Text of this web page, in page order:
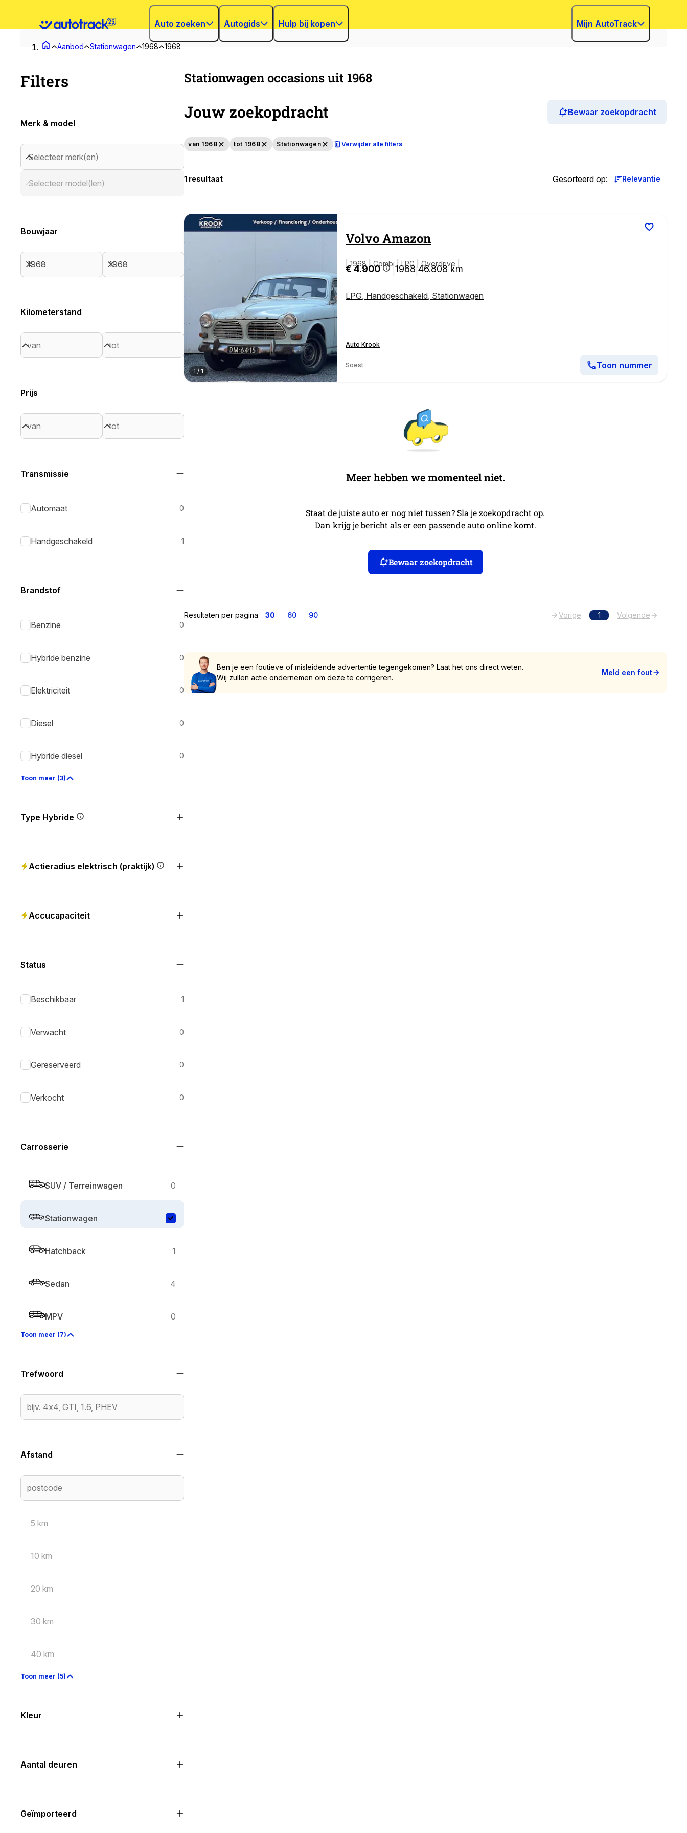
Auto zoeken Autogids Hulp bij kopen Mijn AutoTrack
Aanbod Stationwagen 1968 1968
Filters
Merk & model
Selecteer merk(en)
Selecteer model(len)
Bouwjaar
Kilometerstand
Prijs
Transmissie
Automaat 0
Handgeschakeld 1
Brandstof
Benzine 0
Hybride benzine 0
Elektriciteit 0
Diesel 0
Hybride diesel 0
Toon meer (3)
Type Hybride
Actieradius elektrisch (praktijk)
Accucapaciteit
Status
Beschikbaar 1
Verwacht 0
Gereserveerd 0
Verkocht 0
Carrosserie
SUV / Terreinwagen 0
Stationwagen
Hatchback 1
Sedan 4
MPV 0
Toon meer (7)
Trefwoord
Afstand
5 km
10 km
20 km
30 km
40 km
Toon meer (5)
Kleur
Aantal deuren
Geïmporteerd
Stationwagen occasions uit 1968
Jouw zoekopdracht Bewaar zoekopdracht
van 1968 tot 1968 Stationwagen Verwijder alle filters
1 resultaat Gesorteerd op: Relevantie
1 / 1
VolvoAmazon
| 1968 | Combi | LPG | Overdrive |
€ 4.900 |1968|46.808 km
LPG Handgeschakeld Stationwagen
Auto Krook
Soest Toon nummer
Meer hebben we momenteel niet.
Staat de juiste auto er nog niet tussen? Sla je zoekopdracht op.
Dan krijg je bericht als er een passende auto online komt.
Bewaar zoekopdracht
Resultaten per pagina 30 60 90 Vorige 1 Volgende
Ben je een foutieve of misleidende advertentie tegengekomen? Laat het ons direct weten.
Wij zullen actie ondernemen om deze te corrigeren.
Meld een fout